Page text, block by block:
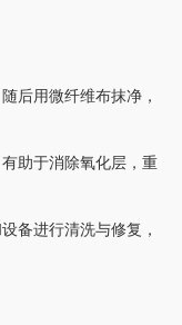
后用微纤维布抹净，
助于消除氧化层，重
备进行清洗与修复，